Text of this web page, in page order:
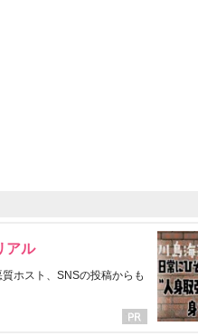
アル
ホスト、SNSの投稿からも